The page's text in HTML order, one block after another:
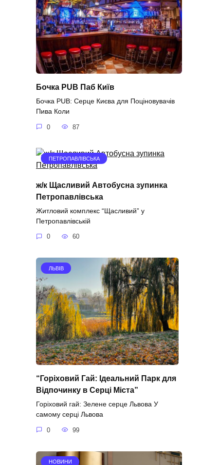
Бочка PUB Паб Київ
Бочка PUB: Серце Києва для Поціновувачів
Пива Коли
0 87
ПЕТРОПАВЛІВСЬКА
ж/к Щасливий Автобусна зупинка
Петропавлівська
Житловий комплекс “Щасливий” у
Петропавлівській
0 60
ЛЬВІВ
“Горіховий Гай: Ідеальний Парк для
Відпочинку в Серці Міста”
Горіховий гай: Зелене серце Львова У
самому серці Львова
0 99
НОВИНИ